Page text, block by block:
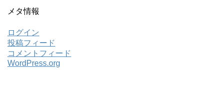
メタ情報
ログイン
投稿フィード
コメントフィード
WordPress.org